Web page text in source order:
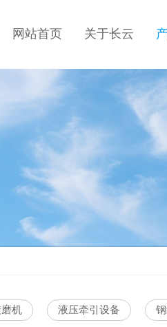
网站首页 关于长云
机 液压牵引设备